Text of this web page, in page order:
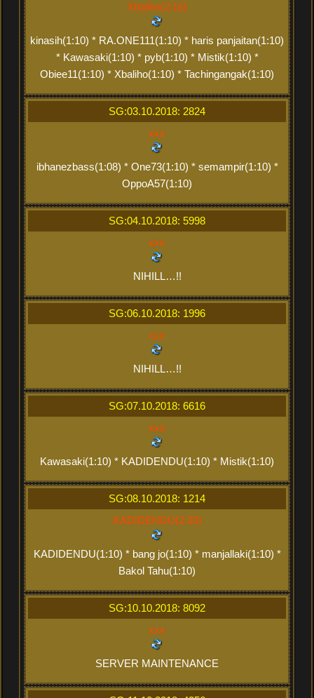
Xbaliho(2:16)
kinasih(1:10) * RA.ONE111(1:10) * haris panjaitan(1:10)
* Kawasaki(1:10) * pyb(1:10) * Mistik(1:10) *
Obiee11(1:10) * Xbaliho(1:10) * Tachingangak(1:10)
SG:03.10.2018: 2824
xxx
ibhanezbass(1:08) * One73(1:10) * semampir(1:10) *
OppoA57(1:10)
SG:04.10.2018: 5998
xxx
NIHILL…!!
SG:06.10.2018: 1996
xxx
NIHILL…!!
SG:07.10.2018: 6616
xxx
Kawasaki(1:10) * KADIDENDU(1:10) * Mistik(1:10)
SG:08.10.2018: 1214
KADIDENDU(2:20)
KADIDENDU(1:10) * bang jo(1:10) * manjallaki(1:10) *
Bakol Tahu(1:10)
SG:10.10.2018: 8092
xxx
SERVER MAINTENANCE